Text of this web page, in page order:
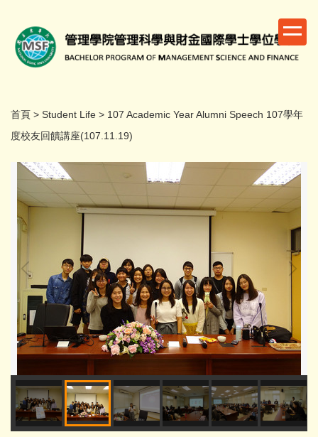
主
區
首頁 > Student Life > 107 Academic Year Alumni Speech 107學年
度校友回饋講座(107.11.19)